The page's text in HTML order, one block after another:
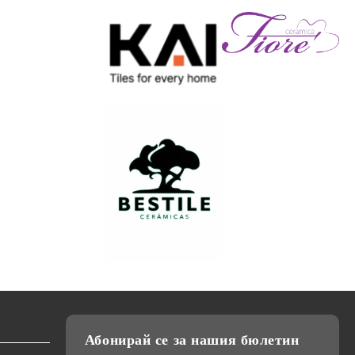
Абонирай се за нашия бюлетин